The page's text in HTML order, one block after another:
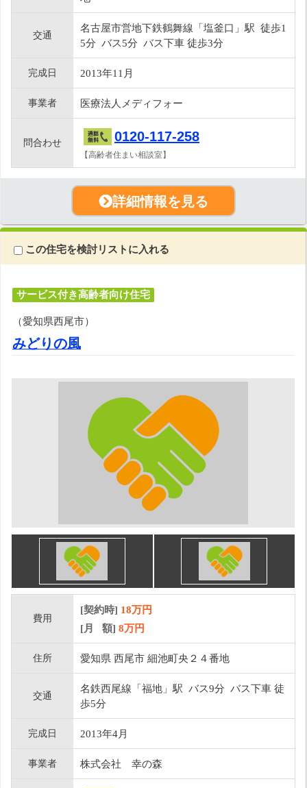
交通
名古屋市営地下鉄鶴舞線「塩釜口」駅 徒歩1
5分 バス5分 バス下車 徒歩3分
完成日 2013年11月
事業者 医療法人メディフォー
問合わせ 0120-117-258
【高齢者住まい相談室】
詳細情報を見る
この住宅を検討リストに入れる
サービス付き高齢者向け住宅
（愛知県西尾市）
みどりの風
費用
[契約時] 18万円
[月 額] 8万円
住所 愛知県 西尾市 細池町央２４番地
交通
名鉄西尾線「福地」駅 バス9分 バス下車 徒
歩5分
完成日 2013年4月
事業者 株式会社 幸の森